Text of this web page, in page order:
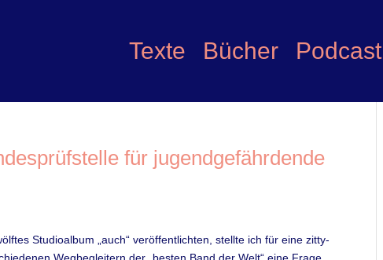
Texte Bücher Podcast
für jugendgefährdende
Studioalbum „auch“ veröffentlichten, stellte ich für eine zitty-
Wegbegleitern der „besten Band der Welt“ eine Frage.